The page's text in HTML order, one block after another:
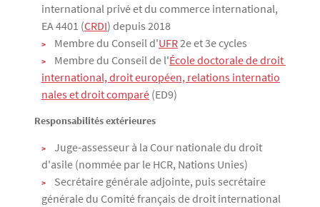
international privé et du commerce international,
EA 4401 (CRDI) depuis 2018
Membre du Conseil d'UFR2e et 3e cycles
Membre du Conseil de l'École doctorale de droit
international, droit européen, relations internatio
nales et droit comparé (ED9)
Responsabilités extérieures
Juge-assesseur à la Cour nationale du droit
d'asile (nommée par le HCR, Nations Unies)
Secrétaire générale adjointe, puis secrétaire
générale du Comité français de droit international